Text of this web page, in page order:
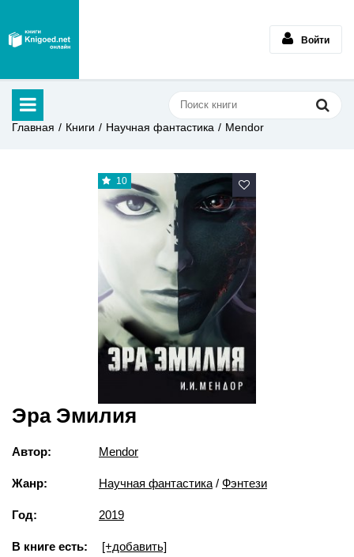
Войти
Главная Книги Научная фантастика Mendor
10
Эра Эмилия
Автор: Mendor
Жанр: Научная фантастика / Фэнтези
Год: 2019
В книге есть: [+добавить]